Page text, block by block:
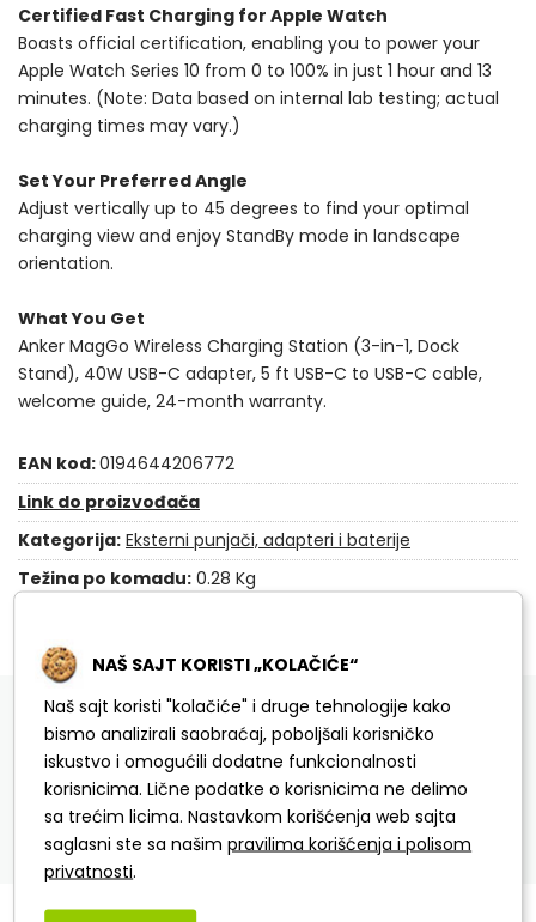
Certified Fast Charging for Apple Watch
Boasts official certification, enabling you to power your
Apple Watch Series 10 from 0 to 100% in just 1 hour and 13
minutes. (Note: Data based on internal lab testing; actual
charging times may vary.)
Set Your Preferred Angle
Adjust vertically up to 45 degrees to find your optimal
charging view and enjoy StandBy mode in landscape
orientation.
What You Get
Anker MagGo Wireless Charging Station (3-in-1, Dock
Stand), 40W USB-C adapter, 5 ft USB-C to USB-C cable,
welcome guide, 24-month warranty.
EAN kod:0194644206772
Link do proizvođača
Kategorija: Eksterni punjači, adapteri i baterije
Težina po komadu: 0.28 Kg
DETALJNI OPIS
SPECIFIKACIJA
PITANJA I ODGOVORI
NAŠ SAJT KORISTI „KOLAČIĆE“
Naš sajt koristi "kolačiće" i druge tehnologije kako
bismo analizirali saobraćaj, poboljšali korisničko
iskustvo i omogućili dodatne funkcionalnosti
korisnicima. Lične podatke o korisnicima ne delimo
sa trećim licima. Nastavkom korišćenja web sajta
saglasni ste sa našimpravilima korišćenja i polisom
privatnosti.